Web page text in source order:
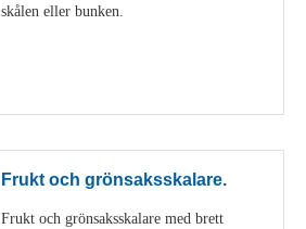
skålen eller bunken.
Frukt och grönsaksskalare.
Frukt och grönsaksskalare med brett